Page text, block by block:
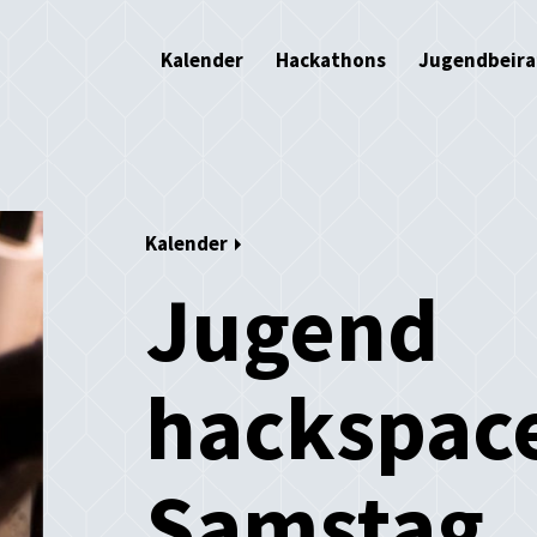
Kalender Hackathons
Kalender
Jugend